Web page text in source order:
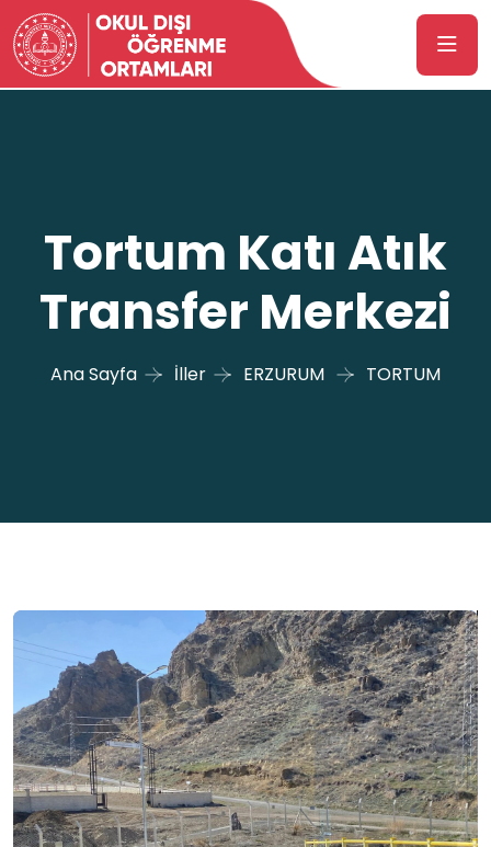
Tortum Katı Atık
Transfer Merkezi
Ana Sayfa İller ERZURUM TORTUM